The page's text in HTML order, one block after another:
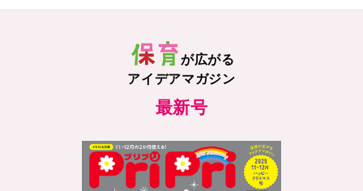
が広がる
アイデアマガジン
最新号